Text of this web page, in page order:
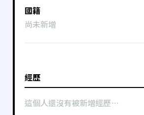
國籍
尚未新增
經歷
這個人還沒有被新增經歷⋯